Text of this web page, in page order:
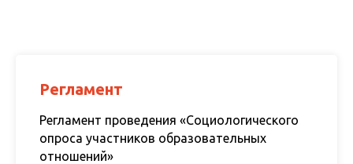
Регламент
Регламент проведения «Социологического
опроса участников образовательных
отношений»